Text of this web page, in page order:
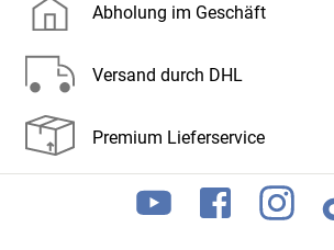
Abholung im Geschäft
Versand durch DHL
Premium Lieferservice